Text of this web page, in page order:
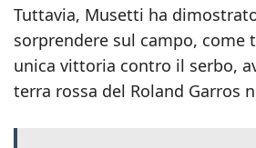
Tuttavia, Musetti ha
sorprendere sul campo, come
unica vittoria contro il serbo,
terra rossa del Roland Garros